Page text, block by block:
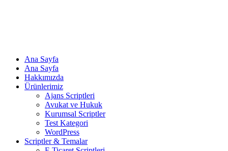
Ana Sayfa
Ana Sayfa
Hakkımızda
Ürünlerimiz
Ajans Scriptleri
Avukat ve Hukuk
Kurumsal Scriptler
Test Kategori
WordPress
Scriptler & Temalar